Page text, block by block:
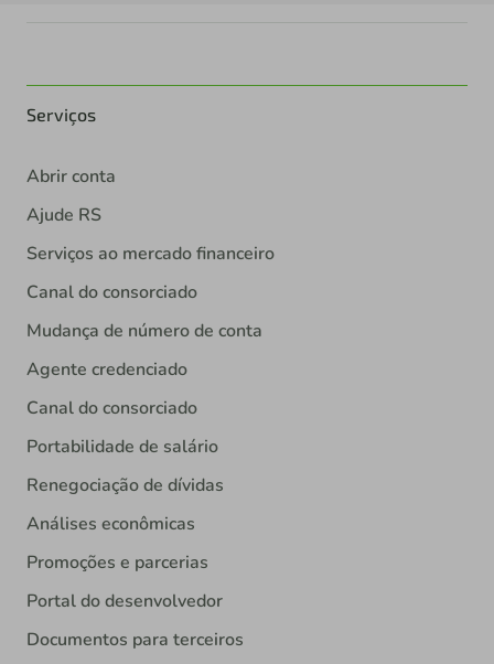
Serviços
Abrir conta
Ajude RS
Serviços ao mercado financeiro
Canal do consorciado
Mudança de número de conta
Agente credenciado
Canal do consorciado
Portabilidade de salário
Renegociação de dívidas
Análises econômicas
Promoções e parcerias
Portal do desenvolvedor
Documentos para terceiros